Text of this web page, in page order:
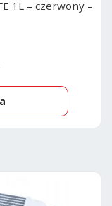
1L – czerwony –